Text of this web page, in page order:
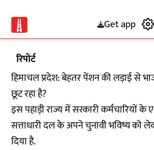
Get app
रिपोर्ट
हिमाचल प्रदेश: बेहतर पेंशन की लड़ाई से
छूट रहा है?
इस पहाड़ी राज्य में सरकारी कर्मचारियों
सत्ताधारी दल के अपने चुनावी भविष्य को
दिया है.